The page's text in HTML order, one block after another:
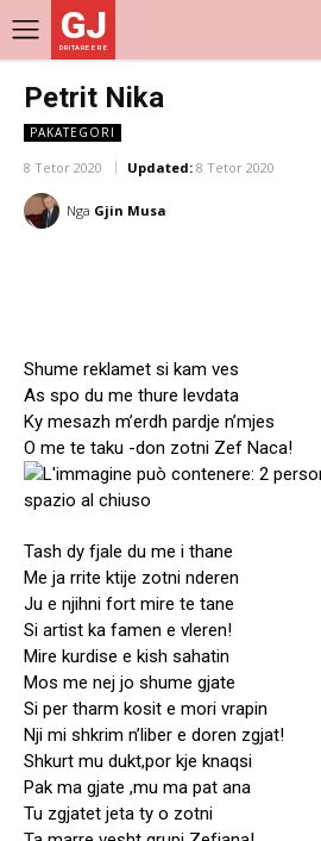
GJ
DRITARE E RE
Petrit Nika
PAKATEGORI
8 Tetor 2020 Updated: 8 Tetor 2020
Nga Gjin Musa
Shume reklamet si kam ves
As spo du me thure levdata
Ky mesazh m’erdh pardje n’mjes
O me te taku -don zotni Zef Naca!
Tash dy fjale du me i thane
Me ja rrite ktije zotni nderen
Ju e njihni fort mire te tane
Si artist ka famen e vleren!
Mire kurdise e kish sahatin
Mos me nej jo shume gjate
Si per tharm kosit e mori vrapin
Nji mi shkrim n’liber e doren zgjat!
Shkurt mu dukt,por kje knaqsi
Pak ma gjate ,mu ma pat ana
Tu zgjatet jeta ty o zotni